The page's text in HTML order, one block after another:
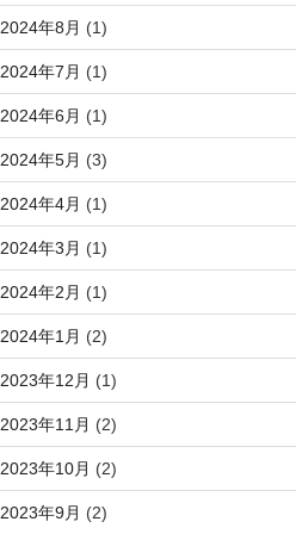
2024年8月 (1)
2024年7月 (1)
2024年6月 (1)
2024年5月 (3)
2024年4月 (1)
2024年3月 (1)
2024年2月 (1)
2024年1月 (2)
2023年12月 (1)
2023年11月 (2)
2023年10月 (2)
2023年9月 (2)